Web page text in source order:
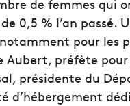
de femmes qui
0,5 % l’an
pour les
Aubert, préfète
présidente du
d’hébergement